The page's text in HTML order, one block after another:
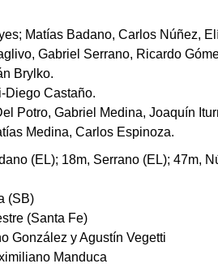
Matías Badano, Carlos Núñez,
Gabriel Serrano, Ricardo
Brylko.
Diego Castaño.
Potro, Gabriel Medina, Joaquín
Medina, Carlos Espinoza.
(EL); 18m, Serrano (EL); 47m,
(SB)
(Santa Fe)
González y Agustín Vegetti
Manduca